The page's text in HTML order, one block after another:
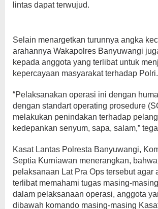
lintas dapat terwujud.
Selain menargetkan turunnya angka
arahannya Wakapolres Banyuwangi
kepada anggota yang terlibat untuk
kepercayaan masyarakat terhadap Polri.
“Pelaksanakan operasi ini dengan
dengan standart operating prosedure
melakukan penindakan terhadap
kedepankan senyum, sapa, salam,”
Kasat Lantas Polresta Banyuwangi,
Septia Kurniawan menerangkan,
pelaksanaan Lat Pra Ops tersebut agar
terlibat memahami tugas masing-
dalam pelaksanaan operasi, anggota
dibawah komando masing-masing